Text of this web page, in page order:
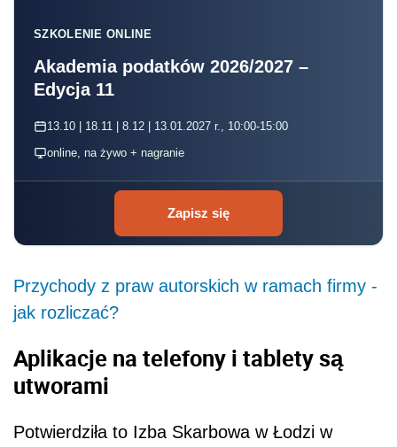
SZKOLENIE ONLINE
Akademia podatków 2026/2027 –
Edycja 11
13.10 | 18.11 | 8.12 | 13.01.2027 r., 10:00-15:00
online, na żywo + nagranie
Zapisz się
Przychody z praw autorskich w ramach firmy -
jak rozliczać?
Aplikacje na telefony i tablety są
utworami
Potwierdziła to Izba Skarbowa w Łodzi w